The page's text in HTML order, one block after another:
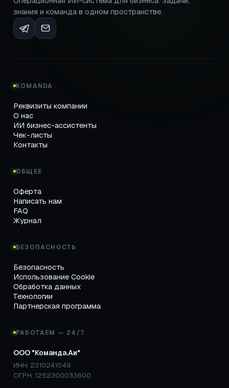
знания и команда в одном пространстве.
KOMANDA
Реквизиты компании
О нас
ИИ бизнес-ассистенты
Чек-листы
Контакты
ОБЩЕЕ
Оферта
Написать нам
FAQ
Журнал
БЕЗОПАСНОСТЬ
Безопасность
Использование Cookie
Обработка данных
Технологии
Партнерская программа
РАБОТАЕМ — 24/7
ООО "Команда.Аи"
ИНН: 2310241049
ОГРН: 1252300033600